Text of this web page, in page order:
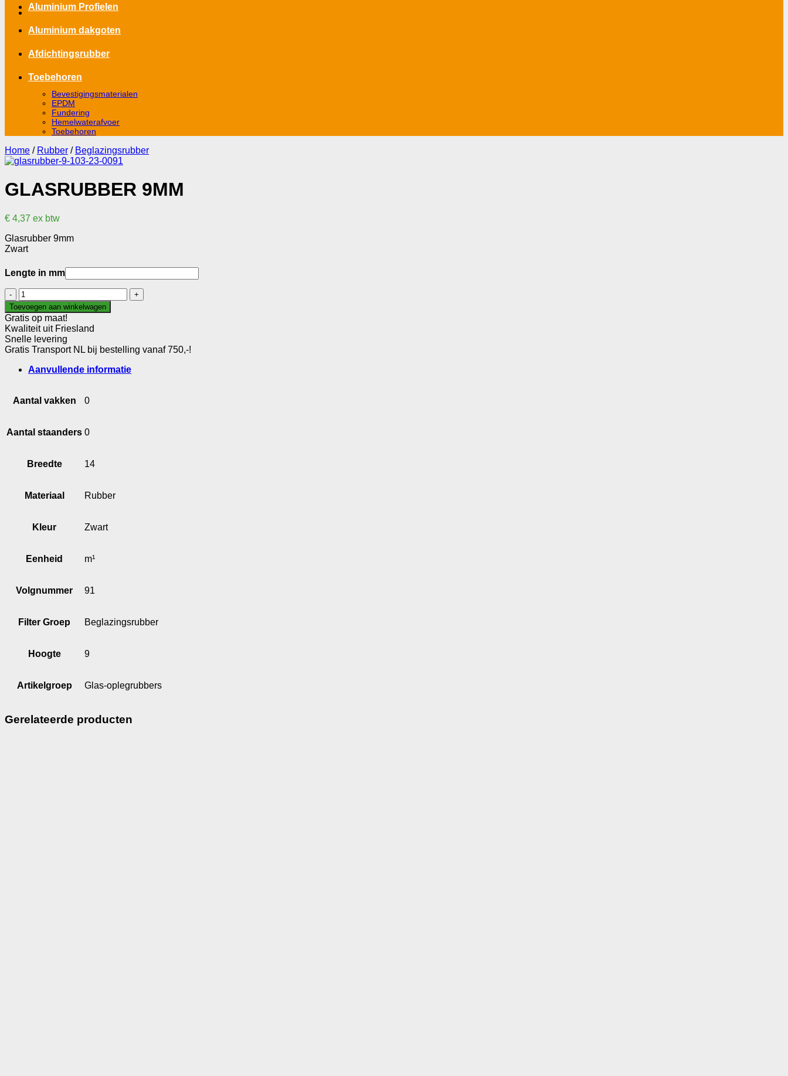
Aluminium Profielen
Aluminium dakgoten
Afdichtingsrubber
Toebehoren
Bevestigingsmaterialen
EPDM
Fundering
Hemelwaterafvoer
Toebehoren
Home / Rubber / Beglazingsrubber
GLASRUBBER 9MM
€ 4,37 ex btw
Glasrubber 9mm
Zwart
Lengte in mm
Glasrubber
9mm
aantal
Toevoegen aan winkelwagen
Gratis op maat!
Kwaliteit uit Friesland
Snelle levering
Gratis Transport NL bij bestelling vanaf 750,-!
Aanvullende informatie
Aantal vakken 0
Aantal staanders 0
Breedte 14
Materiaal Rubber
Kleur Zwart
Eenheid m¹
Volgnummer 91
Filter Groep Beglazingsrubber
Hoogte 9
Artikelgroep Glas-oplegrubbers
Gerelateerde producten